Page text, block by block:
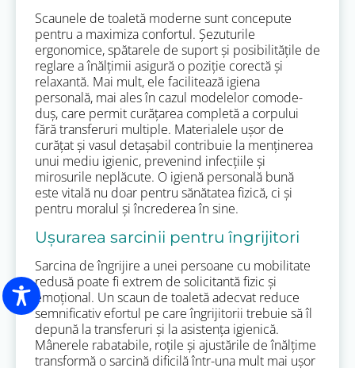
Scaunele de toaletă moderne sunt concepute
pentru a maximiza confortul. Șezuturile
ergonomice, spătarele de suport și posibilitățile de
reglare a înălțimii asigură o poziție corectă și
relaxantă. Mai mult, ele facilitează igiena
personală, mai ales în cazul modelelor comode-
duș, care permit curățarea completă a corpului
fără transferuri multiple. Materialele ușor de
curățat și vasul detașabil contribuie la menținerea
unui mediu igienic, prevenind infecțiile și
mirosurile neplăcute. O igienă personală bună
este vitală nu doar pentru sănătatea fizică, ci și
pentru moralul și încrederea în sine.
Ușurarea sarcinii pentru îngrijitori
Sarcina de îngrijire a unei persoane cu mobilitate
redusă poate fi extrem de solicitantă fizic și
emoțional. Un scaun de toaletă adecvat reduce
semnificativ efortul pe care îngrijitorii trebuie să îl
depună la transferuri și la asistența igienică.
Mânerele rabatabile, roțile și ajustările de înălțime
transformă o sarcină dificilă într-una mult mai ușor